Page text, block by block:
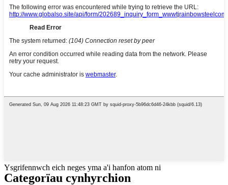
Ysgrifennwch eich neges yma a'i hanfon atom ni
Categorïau cynhyrchion